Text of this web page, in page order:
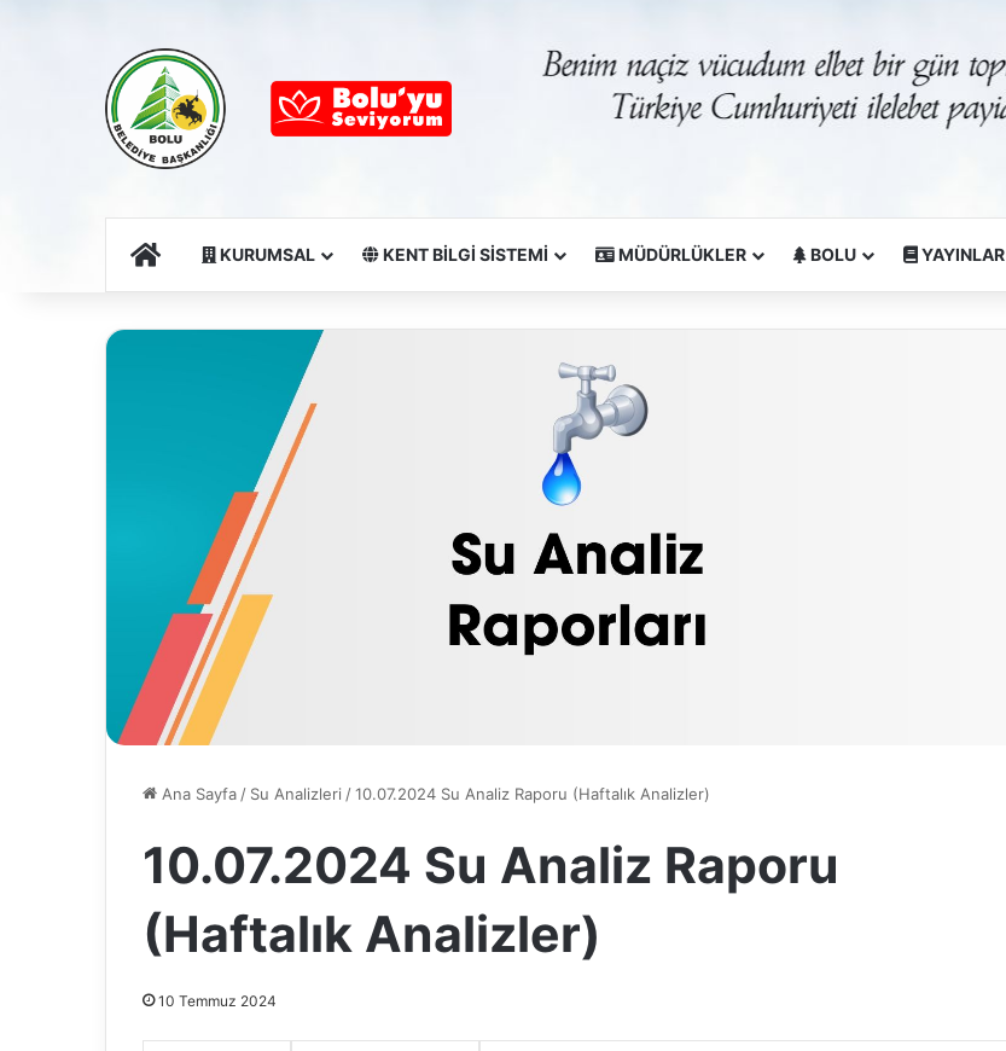
Ana SayfaKURUMSAL KENT BİLGİ SİSTEMİ MÜDÜRLÜKLER BOLU YAYINLAR
Ana Sayfa/ Su Analizleri /10.07.2024 Su Analiz Raporu (Haftalık Analizler)
10.07.2024 Su Analiz Raporu
(Haftalık Analizler)
10 Temmuz 2024